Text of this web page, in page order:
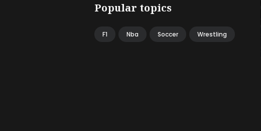
Popular topics
F1 Nba Soccer Wrestling